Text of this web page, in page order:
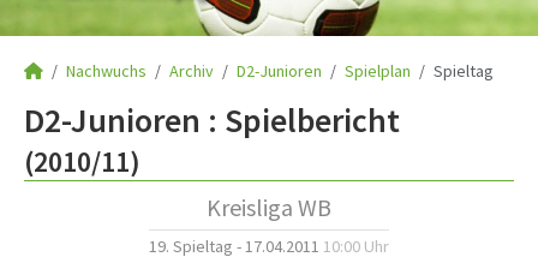
Nachwuchs Archiv D2-Junioren Spielplan Spieltag
D2-Junioren : Spielbericht
(2010/11)
Kreisliga WB
19. Spieltag - 17.04.2011 10:00 Uhr